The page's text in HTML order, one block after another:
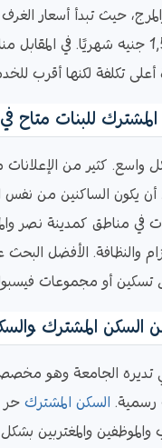
حيث تبدأ أسعار
800 إلى 1,500 جنيه شهريًا. في
تكلفة لكنها أقرب
للبنات متاح
واسع. كثير من
يكون الساكنين من
في مناطق كمدينة نصر
والنظافة. الأفضل
أو مجموعات
السكن المشترك
تديره الجامعة وهو
رسمية. السكن المشتركحر
والمغتربين